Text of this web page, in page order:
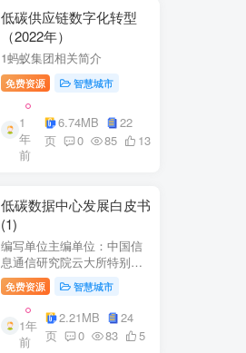
低碳供应链数字化转型
（2022年）
1蚂蚁集团相关简介
免费资源 智慧城市
1
年
前
6.74MB
22
页
0 85 13
低碳数据中心发展白皮书
(1)
编写单位主编单位：中国信
息通信研究院云大所特别鸣
谢：百度、阿里巴巴、腾
讯、中金数据、秦淮数据、
万国数据、河北省凤凰谷零
碳发展研究院、绿色和平等
单位的大力支持。
免费资源 智慧城市
1年
前
2.21MB
24
页
0 83 5